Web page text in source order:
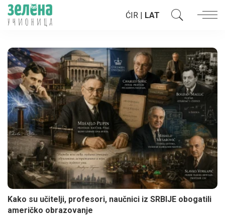
ĆIR | LAT
Kako su učitelji, profesori, naučnici iz SRBIJE obogatili
američko obrazovanje